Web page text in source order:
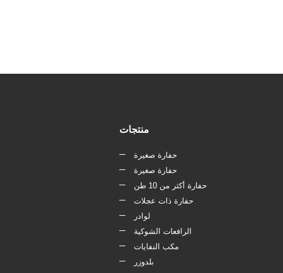
منتجات
حفارة صغيرة
حفارة صغيرة
حفارة أكثر من 10 طن
حفارة ذات عجلات
لوادر
الرافعات الشوكية
مكب النفايات
بلدوزر